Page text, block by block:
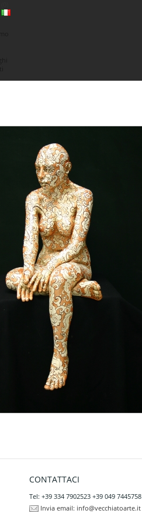
CONTATTACI
Tel: +39 334 7902523 +39 049 7445758
Invia email: info@vecchiatoarte.it